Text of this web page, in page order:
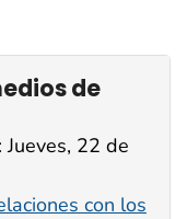
de
22 de
con los